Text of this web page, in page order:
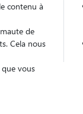
contenu à
de
Cela nous
vous